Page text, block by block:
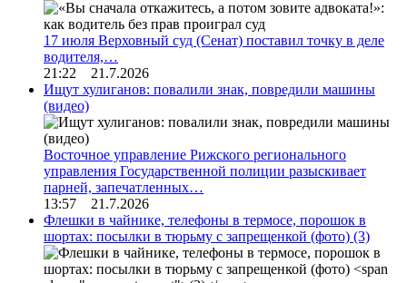
17 июля Верховный суд (Сенат) поставил точку в деле
водителя,…
21:22 21.7.2026
Ищут хулиганов: повалили знак, повредили машины
(видео)
Восточное управление Рижского регионального
управления Государственной полиции разыскивает
парней, запечатленных…
13:57 21.7.2026
Флешки в чайнике, телефоны в термосе, порошок в
шортах: посылки в тюрьму с запрещенкой (фото) (3)